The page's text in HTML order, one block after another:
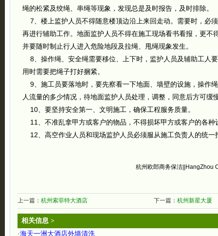
绳的松紧及绞绳、串绳等现象，发现总是及时报告，及时排除。
7、楼上监护人员不得随意楼顶边沿上来回走动。需要时，必
再进行辅助工作。地面监护人员不得在施工现场看书看报，更不
并要随时制止行人进入危险地段及拉绳、甩绳现象发生。
8、操作绳、安全绳需要移位、上下时，监护人员及辅助工人
用时需要把绳子打好捆紧。
9、施工员要落地时，要先察看一下地面、墙壁的设施，操作
人流量的多少情况，待地面监护人员处理，调整，同意后方可缓
10、要坚持安全第一、文明施工，确保工程服务质量。
11、不准乱拿甲方或客户的物品，不得损坏甲方或客户的各种
12、高空作业人员和现场监护人员必须服从施工负责人的统一
杭州欧郎商务保洁||HangZhou
上一篇： 杭州索菲特大酒店 下一篇： 杭州新星大厦
相关信息 >
·海天一洲大酒店外墙清洗